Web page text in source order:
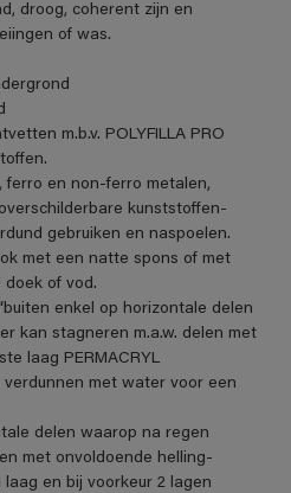
droog, coherent zijn en
of was.
m.b.v. POLYFILLA PRO
ferro en non-ferro metalen,
kunststoffen-
gebruiken en naspoelen.
met een natte spons of met
doek of vod.
enkel op horizontale delen
kan stagneren m.a.w. delen met
laag PERMACRYL
verdunnen met water voor een
delen waarop na regen
met onvoldoende helling-
en bij voorkeur 2 lagen